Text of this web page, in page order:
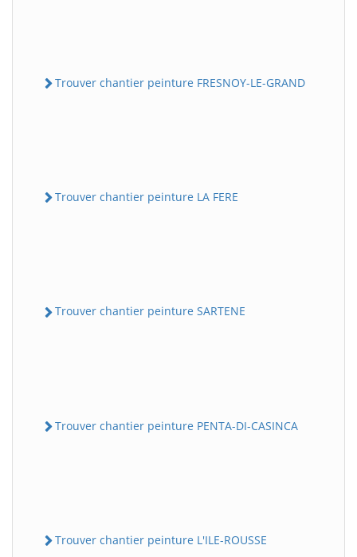
Trouver chantier peinture FRESNOY-LE-GRAND
Trouver chantier peinture LA FERE
Trouver chantier peinture SARTENE
Trouver chantier peinture PENTA-DI-CASINCA
Trouver chantier peinture L'ILE-ROUSSE